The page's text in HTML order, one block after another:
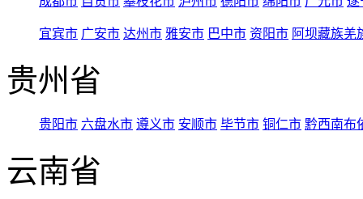
宜宾市 广安市 达州市 雅安市 巴中市 资阳市 阿坝藏族羌
贵州省
贵阳市 六盘水市 遵义市 安顺市 毕节市 铜仁市 黔西南布
云南省